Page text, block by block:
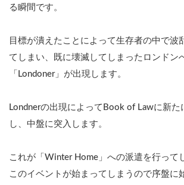
る瞬間です。
目標が潰えたことによって生存者の中で波
てしまい、既に壊滅してしまったロンドン
「Londoner」が出現します。
Londnerの出現によってBook of Lawに新た
し、中盤に突入します。
これが「Winter Home」への派遣を行って
このイベントが始まってしまうので序盤に